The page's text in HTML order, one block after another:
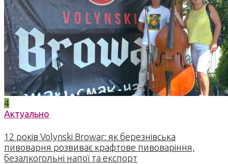
4
Актуально
12 років Volynski Browar: як березнівська
пивоварня розвиває крафтове пивоваріння,
безалкогольні напої та експорт